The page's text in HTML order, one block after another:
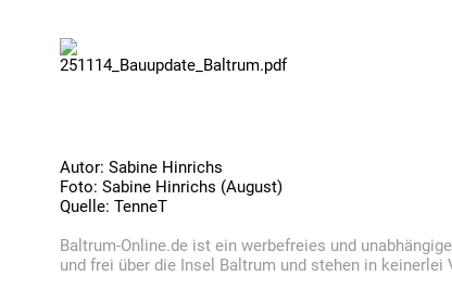
251114_Bauupdate_Baltrum.pdf
Autor: Sabine Hinrichs
Foto: Sabine Hinrichs (August)
Quelle: TenneT
Baltrum-Online.de ist ein werbefreies und
und frei über die Insel Baltrum und stehen in keinerlei